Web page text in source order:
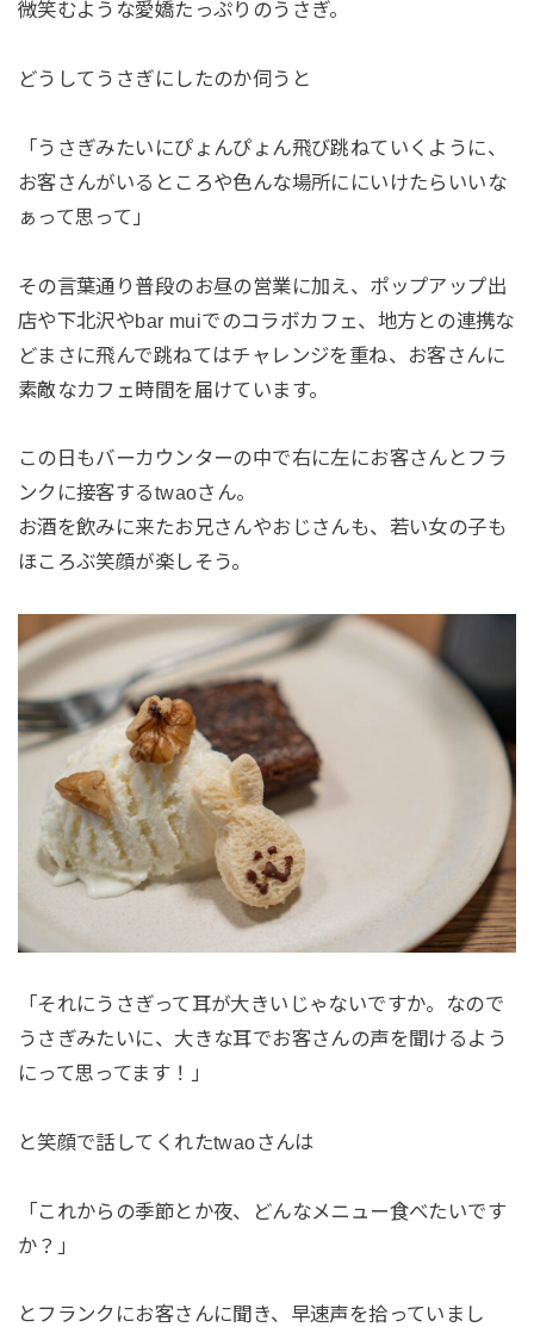
微笑むような愛嬌たっぷりのうさぎ。
どうしてうさぎにしたのか伺うと
「うさぎみたいにぴょんぴょん飛び跳ねていくように、
お客さんがいるところや色んな場所ににいけたらいいな
ぁって思って」
その言葉通り普段のお昼の営業に加え、ポップアップ出
店や下北沢やbar muiでのコラボカフェ、地方との連携な
どまさに飛んで跳ねてはチャレンジを重ね、お客さんに
素敵なカフェ時間を届けています。
この日もバーカウンターの中で右に左にお客さんとフラ
ンクに接客するtwaoさん。
お酒を飲みに来たお兄さんやおじさんも、若い女の子も
ほころぶ笑顔が楽しそう。
「それにうさぎって耳が大きいじゃないですか。なので
うさぎみたいに、大きな耳でお客さんの声を聞けるよう
にって思ってます！」
と笑顔で話してくれたtwaoさんは
「これからの季節とか夜、どんなメニュー食べたいです
か？」
とフランクにお客さんに聞き、早速声を拾っていまし